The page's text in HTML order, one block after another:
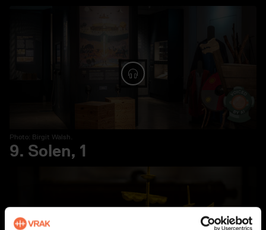
Photo: Birgit Walsh.
Spela ljud: 8. Valhalla
9. Solen, 1